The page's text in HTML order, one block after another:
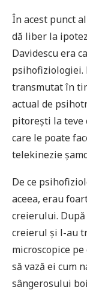
În acest punct
dă liber la
Davidescu era
psihofiziologiei.
transmutat în
actual de
pitorești la teve
care le poate
telekinezie
De ce
aceea, erau
creierului.
creierul și l-au
microscopice
să vază ei cum
sângerosului